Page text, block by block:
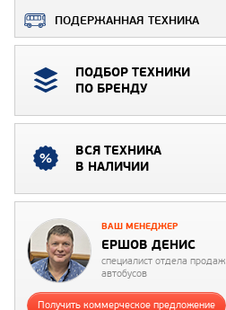
ПОДЕРЖАННАЯ ТЕХНИКА
ПОДБОР ТЕХНИКИ
ПО БРЕНДУ
ВСЯ ТЕХНИКА
В НАЛИЧИИ
ВАШ МЕНЕДЖЕР
ЕРШОВ ДЕНИС
специалист отдела продаж
автобусов
Получить коммерческое предложение